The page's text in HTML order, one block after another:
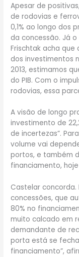
Apesar de
de rodovias e
0,1% ao longo dos
da concessão. Já
Frischtak acha que
dos investimentos
2013, estimamos
do PIB. Com o
rodovias, essa
A visão de longo
investimento de
de incertezas”.
volume vai
portos, e também
financiamento,
Castelar
concessões, que
80% no
muito calcado em
demandante de
porta está se
financiamento”,